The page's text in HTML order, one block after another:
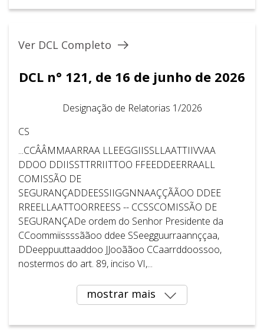
Ver DCL Completo
DCL n° 121, de 16 de junho de 2026
Designação de Relatorias 1/2026
CS
...CCÂÂMMAARRAA LLEEGGIISSLLAATTIIVVAA
DDOO DDIISSTTRRIITTOO FFEEDDEERRAALL
COMISSÃO DE
SEGURANÇADDEESSIIGGNNAAÇÇÃÃOO DDEE
RREELLAATTOORREESS -- CCSSCOMISSÃO DE
SEGURANÇADe ordem do Senhor Presidente da
CCoommiissssããoo ddee SSeegguurraannççaa,
DDeeppuuttaaddoo JJooããoo CCaarrddoossoo,
nostermos do art. 89, inciso VI,...
mostrar mais